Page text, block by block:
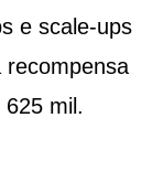
e scale-ups
recompensa
mil.